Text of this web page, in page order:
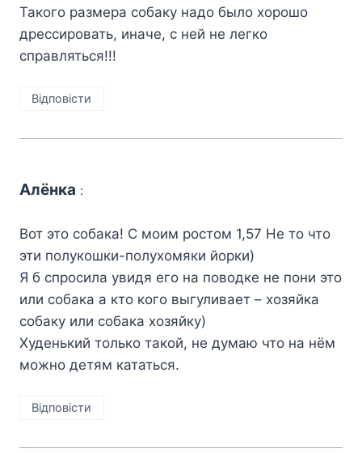
Такого размера собаку надо было хорошо
дрессировать, иначе, с ней не легко
справляться!!!
Відповіcти
Алёнка :
Вот это собака! С моим ростом 1,57 Не то что
эти полукошки-полухомяки йорки)
Я б спросила увидя его на поводке не пони это
или собака а кто кого выгуливает – хозяйка
собаку или собака хозяйку)
Худенький только такой, не думаю что на нём
можно детям кататься.
Відповіcти